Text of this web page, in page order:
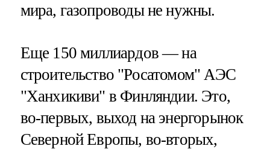
мира, газопроводы не нужны.
Еще 150 миллиардов — на
строительство "Росатомом" АЭС
"Ханхикиви" в Финляндии. Это,
во-первых, выход на энергорынок
Северной Европы, во-вторых,